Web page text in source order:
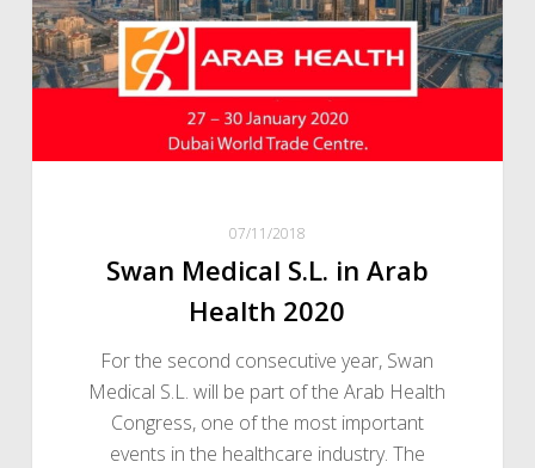
Health
2020
07/11/2018
Swan Medical S.L. in Arab
Health 2020
For the second consecutive year, Swan
Medical S.L. will be part of the Arab Health
Congress, one of the most important
events in the healthcare industry. The